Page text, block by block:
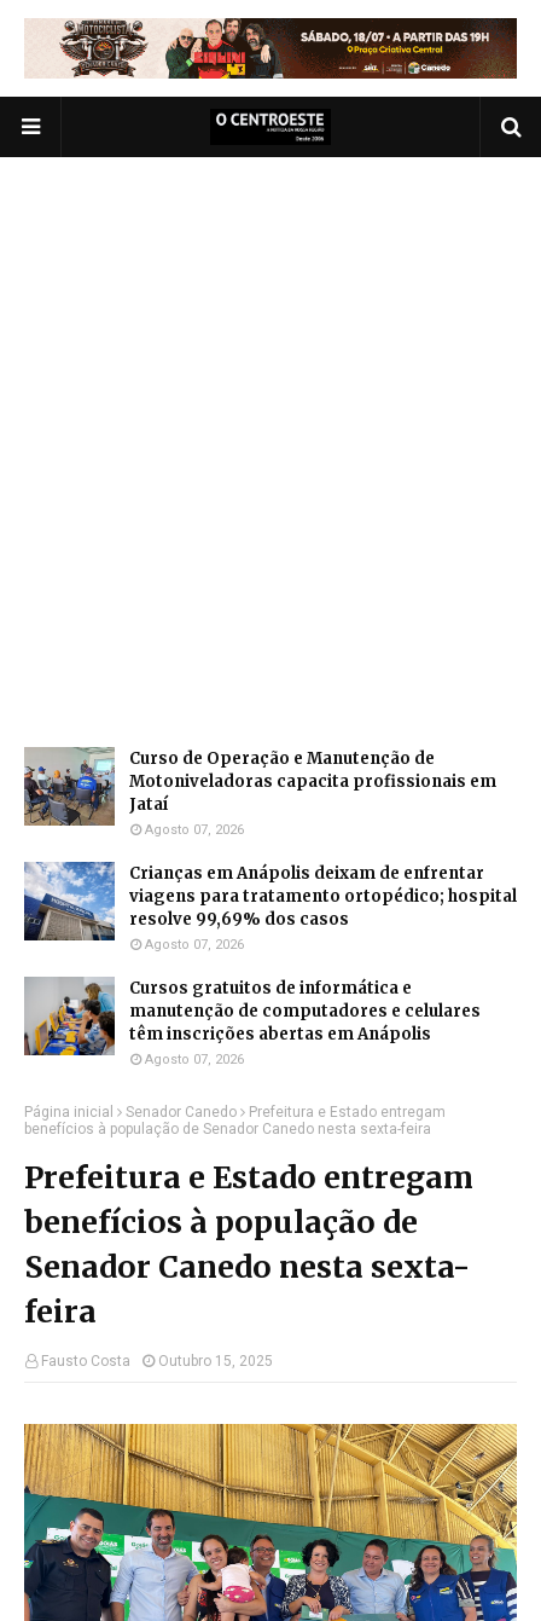
Curso de Operação e Manutenção de
Motoniveladoras capacita profissionais em
Jataí
Agosto 07, 2026
Crianças em Anápolis deixam de enfrentar
viagens para tratamento ortopédico; hospital
resolve 99,69% dos casos
Agosto 07, 2026
Cursos gratuitos de informática e
manutenção de computadores e celulares
têm inscrições abertas em Anápolis
Agosto 07, 2026
Página inicial Senador Canedo
Prefeitura e Estado entregam
benefícios à população de Senador Canedo nesta sexta-feira
Prefeitura e Estado entregam
benefícios à população de
Senador Canedo nesta sexta-
feira
Fausto Costa Outubro 15, 2025